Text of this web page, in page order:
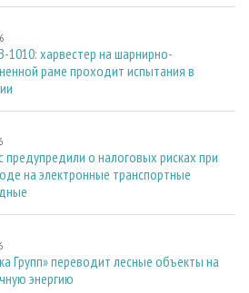
1010: харвестер на шарнирно-
раме проходит испытания в
предупредили о налоговых рисках при
на электронные транспортные
Групп» переводит лесные объекты на
энергию